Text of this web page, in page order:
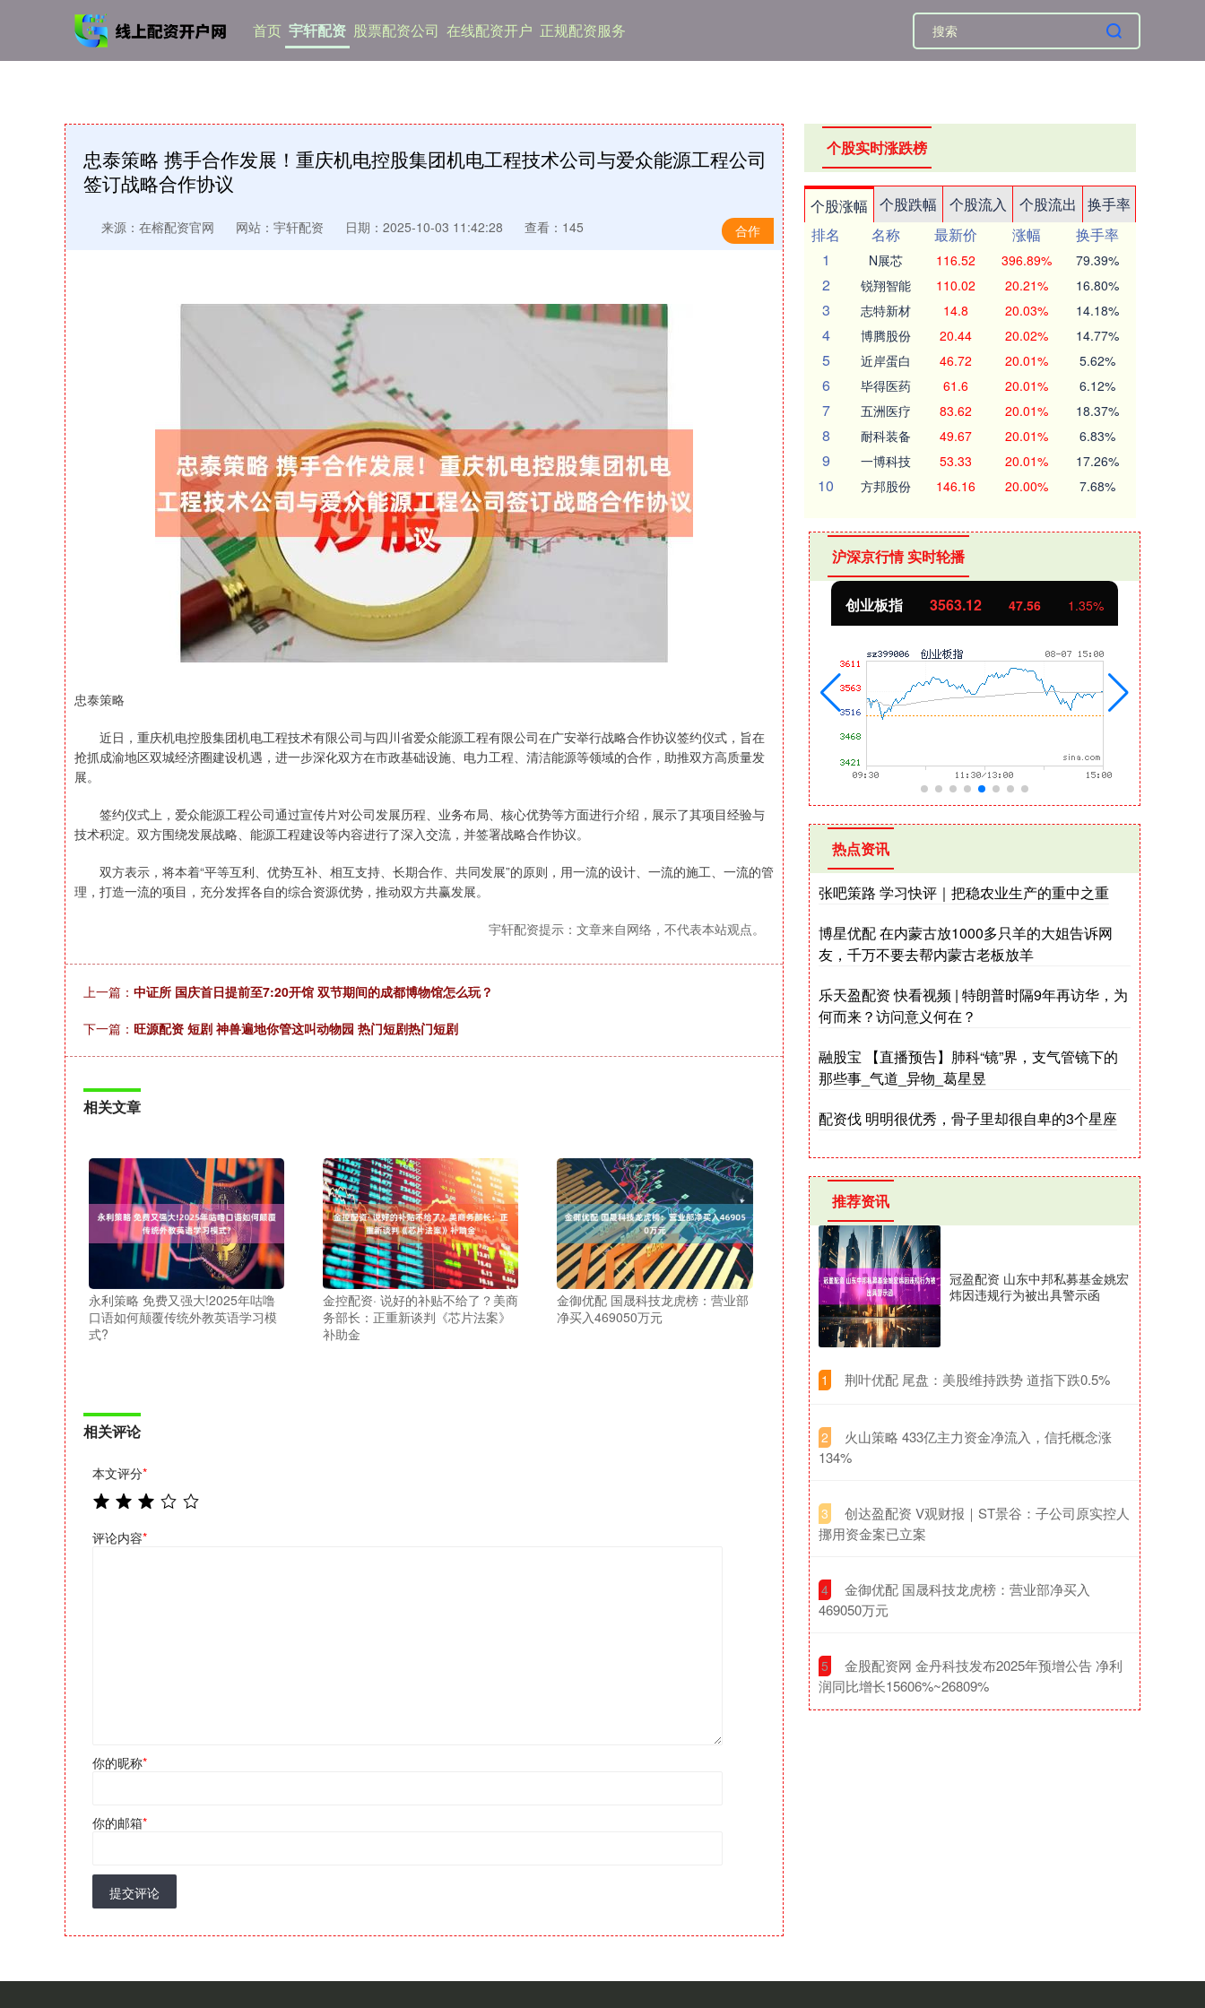
首页 宇轩配资 股票配资公司 在线配资开户 正规配资服务
忠泰策略 携手合作发展！重庆机电控股集团机电工程技术公司与爱众能源工程公司
签订战略合作协议
合作
来源：在榕配资官网 网站：宇轩配资 日期：2025-10-03 11:42:28 查看：145
忠泰策略
近日，重庆机电控股集团机电工程技术有限公司与四川省爱众能源工程有限公司在广安举行战略合作协议签约仪式，旨在
抢抓成渝地区双城经济圈建设机遇，进一步深化双方在市政基础设施、电力工程、清洁能源等领域的合作，助推双方高质量发
展。
签约仪式上，爱众能源工程公司通过宣传片对公司发展历程、业务布局、核心优势等方面进行介绍，展示了其项目经验与
技术积淀。双方围绕发展战略、能源工程建设等内容进行了深入交流，并签署战略合作协议。
双方表示，将本着“平等互利、优势互补、相互支持、长期合作、共同发展”的原则，用一流的设计、一流的施工、一流的管
理，打造一流的项目，充分发挥各自的综合资源优势，推动双方共赢发展。
宇轩配资提示：文章来自网络，不代表本站观点。
上一篇： 中证所 国庆首日提前至7:20开馆 双节期间的成都博物馆怎么玩？
下一篇： 旺源配资 短剧 神兽遍地你管这叫动物园 热门短剧热门短剧
相关文章
永利策略 免费又强大!2025年咕噜
口语如何颠覆传统外教英语学习模
式?
金控配资· 说好的补贴不给了？美商
务部长：正重新谈判《芯片法案》
补助金
金御优配 国晟科技龙虎榜：营业部
净买入469050万元
相关评论
本文评分*
评论内容*
你的昵称*
你的邮箱*
提交评论
个股实时涨跌榜
个股涨幅 个股跌幅 个股流入 个股流出
换手率
排名
名称 最新价 涨幅
换手率
1
N展芯 116.52 396.89% 79.39%
2 锐翔智能 110.02 20.21% 16.80%
3 志特新材 14.8 20.03% 14.18%
4 博腾股份 20.44 20.02% 14.77%
5 近岸蛋白 46.72 20.01% 5.62%
6 毕得医药 61.6 20.01% 6.12%
7 五洲医疗 83.62 20.01% 18.37%
8 耐科装备 49.67 20.01% 6.83%
9 一博科技 53.33 20.01% 17.26%
10 方邦股份 146.16 20.00% 7.68%
沪深京行情 实时轮播
沪深300 4694.44 43.13 0.93% 创业板指 3563.12 47.56 1.35%
热点资讯
张吧策路 学习快评｜把稳农业生产的重中之重
博星优配 在内蒙古放1000多只羊的大姐告诉网
友，千万不要去帮内蒙古老板放羊
乐天盈配资 快看视频 | 特朗普时隔9年再访华，为
何而来？访问意义何在？
融股宝 【直播预告】肺科“镜”界，支气管镜下的
那些事_气道_异物_葛星昱
配资伐 明明很优秀，骨子里却很自卑的3个星座
推荐资讯
冠盈配资 山东中邦私募基金姚宏
炜因违规行为被出具警示函
1 ​荆叶优配 尾盘：美股维持跌势 道指下跌0.5%
2
​火山策略 433亿主力资金净流入，信托概念涨
134%
3
​创达盈配资 V观财报｜ST景谷：子公司原实控人
挪用资金案已立案
4
​金御优配 国晟科技龙虎榜：营业部净买入
469050万元
5
​金股配资网 金丹科技发布2025年预增公告 净利
润同比增长15606%~26809%